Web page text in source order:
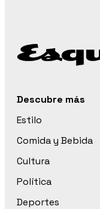
Descubre más
Estilo
Comida y Bebida
Cultura
Política
Deportes